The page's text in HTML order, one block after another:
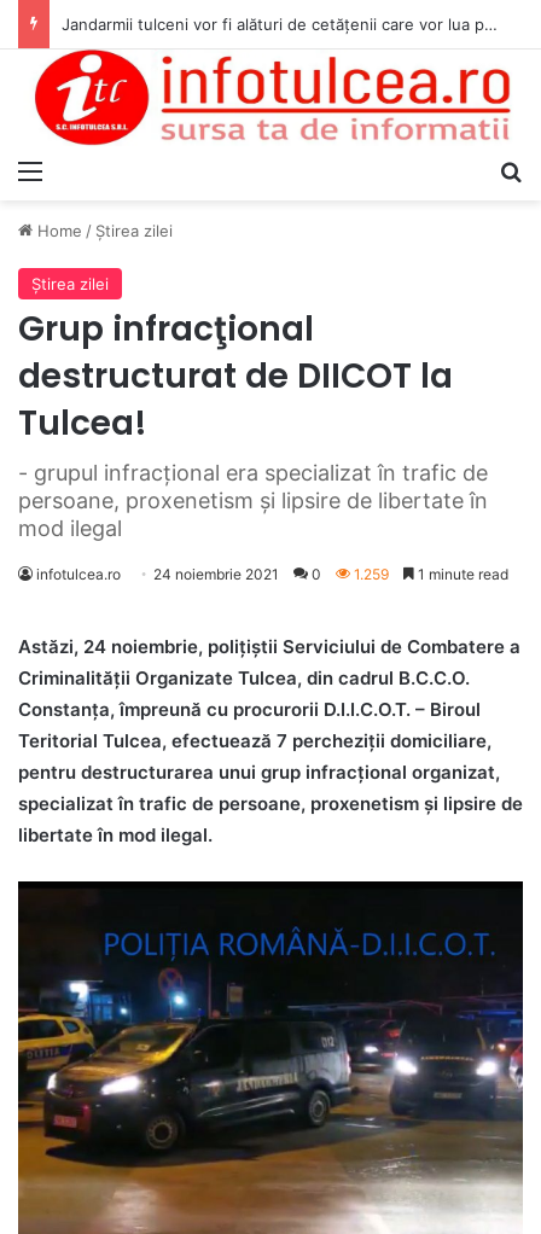
Jandarmii tulceni vor fi alături de cetățenii care vor lua parte la Festivalul Folk Țestos
Home / Ştirea zilei
Ştirea zilei
Grup infracţional
destructurat de DIICOT la
Tulcea!
- grupul infracţional era specializat în trafic de
persoane, proxenetism și lipsire de libertate în
mod ilegal
infotulcea.ro 24 noiembrie 2021 0 1.259 1 minute read
Astăzi, 24 noiembrie, polițiștii Serviciului de Combatere a
Criminalității Organizate Tulcea, din cadrul B.C.C.O.
Constanța, împreună cu procurorii D.I.I.C.O.T. – Biroul
Teritorial Tulcea, efectuează 7 percheziții domiciliare,
pentru destructurarea unui grup infracțional organizat,
specializat în trafic de persoane, proxenetism și lipsire de
libertate în mod ilegal.